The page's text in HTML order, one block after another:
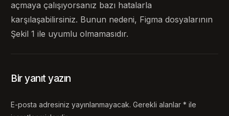
açmaya çalışıyorsanız bazı hatalarla
karşılaşabilirsiniz. Bunun nedeni, Figma dosyalarının
Şekil 1 ile uyumlu olmamasıdır.
Bir yanıt yazın
E-posta adresiniz yayınlanmayacak. Gerekli alanlar* ile